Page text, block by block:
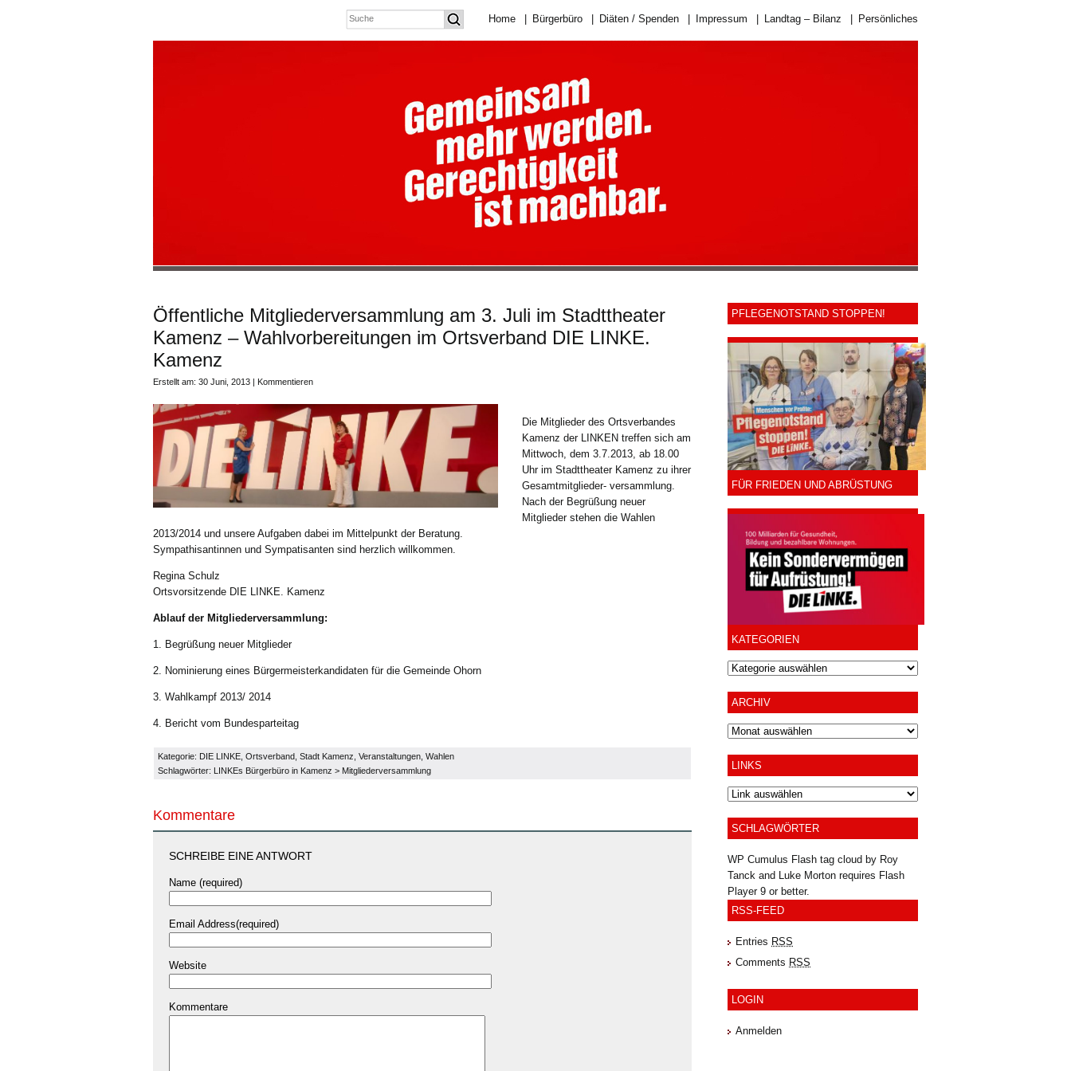
Home Bürgerbüro Diäten / Spenden Impressum Landtag – Bilanz Persönliches
Öffentliche Mitgliederversammlung am 3. Juli im Stadttheater
Kamenz – Wahlvorbereitungen im Ortsverband DIE LINKE.
Kamenz
Erstellt am: 30 Juni, 2013 | Kommentieren
Die Mitglieder des Ortsverbandes
Kamenz der LINKEN treffen sich am
Mittwoch, dem 3.7.2013, ab 18.00
Uhr im Stadttheater Kamenz zu ihrer
Gesamtmitglieder- versammlung.
Nach der Begrüßung neuer
Mitglieder stehen die Wahlen
2013/2014 und unsere Aufgaben dabei im Mittelpunkt der Beratung.
Sympathisantinnen und Sympatisanten sind herzlich willkommen.
Regina Schulz
Ortsvorsitzende DIE LINKE. Kamenz
Ablauf der Mitgliederversammlung:
1. Begrüßung neuer Mitglieder
2. Nominierung eines Bürgermeisterkandidaten für die Gemeinde Ohorn
3. Wahlkampf 2013/ 2014
4. Bericht vom Bundesparteitag
Kategorie: DIE LINKE Ortsverband Stadt Kamenz Veranstaltungen Wahlen
Schlagwörter: LINKEs Bürgerbüro in Kamenz > Mitgliederversammlung
Kommentare
SCHREIBE EINE ANTWORT
Name (required)
Email Address(required)
Website
Kommentare
PFLEGENOTSTAND STOPPEN!
FÜR FRIEDEN UND ABRÜSTUNG
KATEGORIEN
ARCHIV
Archiv
LINKS
SCHLAGWÖRTER
WP Cumulus Flash tag cloud by Roy
Tanck and Luke Morton requires Flash
Player9 or better.
RSS-FEED
Entries RSS
Comments RSS
LOGIN
Anmelden